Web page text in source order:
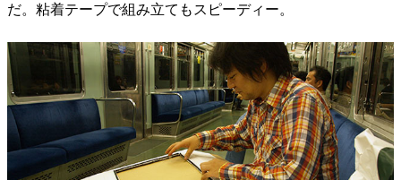
だ。粘着テープで組み立てもスピーディー。